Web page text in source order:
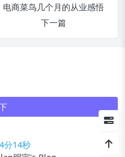
电商菜鸟几个月的从业感悟
下一篇
分14秒